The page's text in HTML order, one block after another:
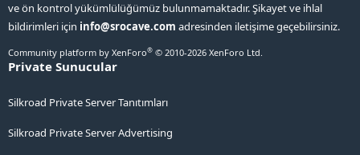
ve ön kontrol yükümlülüğümüz bulunmamaktadır. Şikayet ve ihlal
bildirimleri için info@srocave.com adresinden iletişime geçebilirsiniz.
Community platform by XenForo® © 2010-2026 XenForo Ltd.
Private Sunucular
Silkroad Private Server Tanıtımları
Silkroad Private Server Advertising